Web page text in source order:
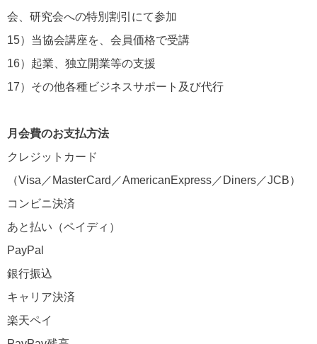
会、研究会への特別割引にて参加
15）当協会講座を、会員価格で受講
16）起業、独立開業等の支援
17）その他各種ビジネスサポート及び代行
月会費のお支払方法
クレジットカード
（Visa／MasterCard／AmericanExpress／Diners／JCB）
コンビニ決済
あと払い（ペイディ）
PayPal
銀行振込
キャリア決済
楽天ペイ